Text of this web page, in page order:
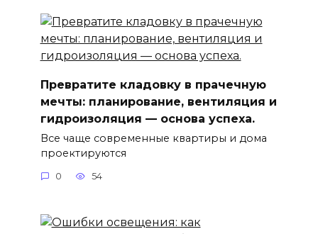
Превратите кладовку в прачечную
мечты: планирование, вентиляция и
гидроизоляция — основа успеха.
Все чаще современные квартиры и дома
проектируются
0 54